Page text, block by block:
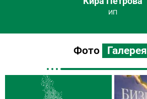
Леонид Дзюба
Фото Галерея